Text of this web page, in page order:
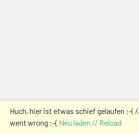
Huch, hier ist etwas schief gelaufen :-(
went wrong :-( Neu laden // Reload